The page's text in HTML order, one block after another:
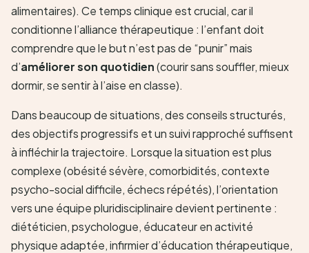
alimentaires). Ce temps clinique est crucial, car il
conditionne l’alliance thérapeutique : l’enfant doit
comprendre que le but n’est pas de “punir” mais
d’améliorer son quotidien(courir sans souffler, mieux
dormir, se sentir à l’aise en classe).
Dans beaucoup de situations, des conseils structurés,
des objectifs progressifs et un suivi rapproché suffisent
à infléchir la trajectoire. Lorsque la situation est plus
complexe (obésité sévère, comorbidités, contexte
psycho-social difficile, échecs répétés), l’orientation
vers une équipe pluridisciplinaire devient pertinente :
diététicien, psychologue, éducateur en activité
physique adaptée, infirmier d’éducation thérapeutique,